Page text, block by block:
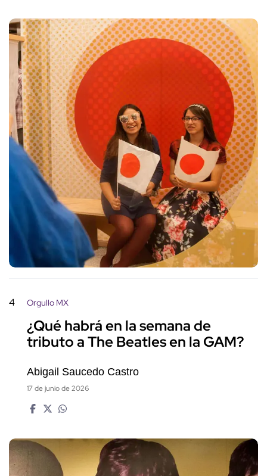
4 Orgullo MX
¿Qué habrá en la semana de
tributo a The Beatles en la GAM?
Abigail Saucedo Castro
17 de junio de 2026